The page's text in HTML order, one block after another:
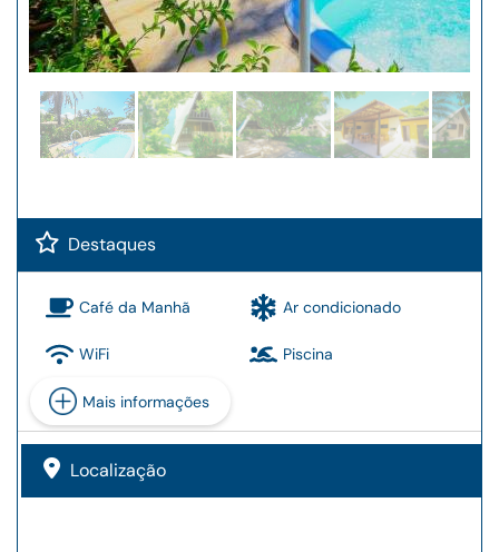
Destaques
Café da Manhã Ar condicionado
WiFi Piscina
Mais informações
Localização